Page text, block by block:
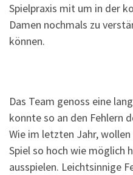
Spielpraxis mit um in der
Damen nochmals zu
können.
Das Team genoss eine
konnte so an den Fehlern
Wie im letzten Jahr,
Spiel so hoch wie möglich
ausspielen. Leichtsinnige